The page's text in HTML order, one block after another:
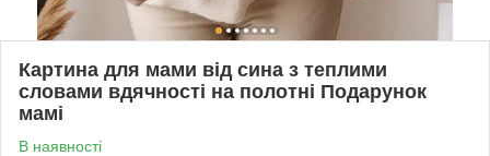
Картина для мами від сина з теплими
словами вдячності на полотні Подарунок
мамі
В наявності